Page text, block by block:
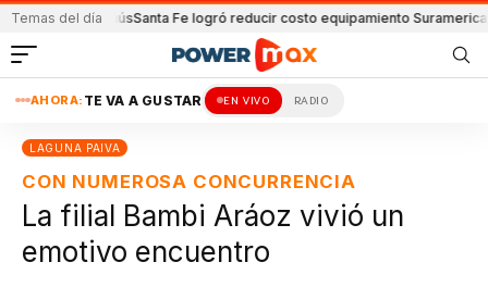
Temas del día
y LanúsSanta Fe logró reducir costo equipamiento Suramericanos
AHORA: TE VA A GUSTAR EN VIVO RADIO
LAGUNA PAIVA
CON NUMEROSA CONCURRENCIA
La filial Bambi Aráoz vivió un
emotivo encuentro